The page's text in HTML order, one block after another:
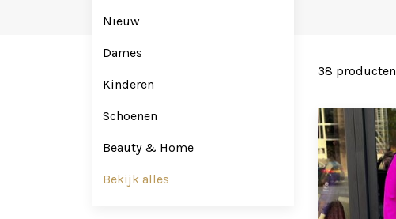
38 producten
Nieuw
Dames
Kinderen
Schoenen
Beauty & Home
Bekijk alles